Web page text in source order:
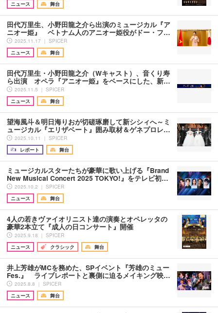
ニュース
舞台
田代万里生、小野田龍之介ら出演のミュージカル『ア
ニオー姫』 ベトナム人のアニオー姫役がドー・フ…
2025.11.17 ｜ SPICER
ニュース
舞台
田代万里生・小野田龍之介（Wキャスト）、音くり寿
ら出演 オペラ『アニオー姫』をベースにした、新…
2025.11.5 ｜ SPICER
ニュース
舞台
望海風斗＆明日海りおが切磋琢磨して新シシィへ～ミ
ュージカル『エリザベート』囲み取材＆ゲネプロレ…
2025.10.11 ｜ SPICER
レポート
舞台
ミュージカルスターたちが豪華に歌い上げる『Brand
New Musical Concert 2025 TOKYO!』をテレビ初…
2025.10.2 ｜ SPICER
ニュース
舞台
4人の若きヴァイオリニスト達の演奏とオペレッタの
豪華2本立て『成人の日コンサート』開催
2025.9.18 ｜ SPICER
ニュース
クラシック 舞台
井上芳雄がMCを務めた、SPイベント『芳雄のミュー
Fes.』 ライブレポートと裏側に迫るメイキング映…
2025.8.8 ｜ SPICER
ニュース
舞台